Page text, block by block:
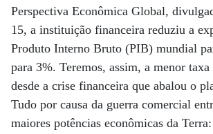
Perspectiva Econômica Global,
15, a instituição financeira reduziu a
Produto Interno Bruto (PIB) mundial
para 3%. Teremos, assim, a menor
desde a crise financeira que abalou o
Tudo por causa da guerra comercial
maiores potências econômicas da